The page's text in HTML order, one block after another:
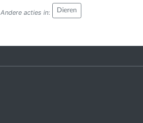
Andere acties in: Dieren